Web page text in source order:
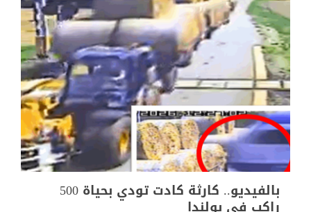
بالفيديو.. كارثة كادت تودي بحياة 500